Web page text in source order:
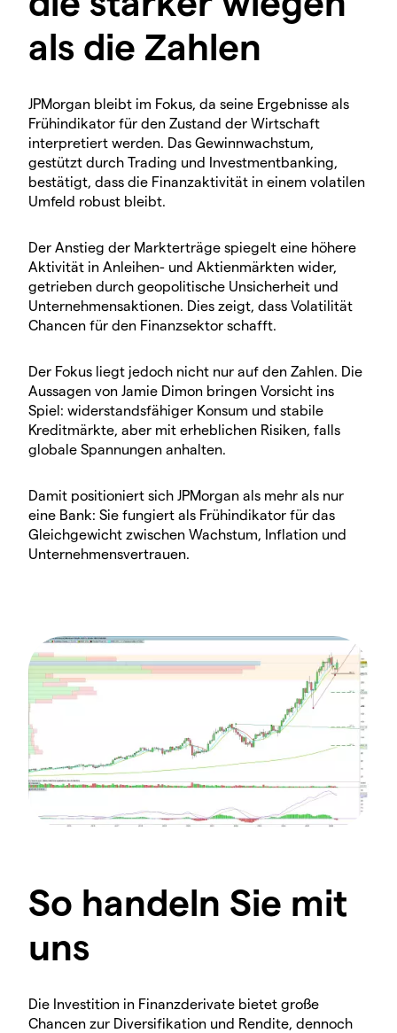
als die Zahlen
JPMorgan bleibt im Fokus, da seine Ergebnisse als
Frühindikator für den Zustand der Wirtschaft
interpretiert werden. Das Gewinnwachstum,
gestützt durch Trading und Investmentbanking,
bestätigt, dass die Finanzaktivität in einem volatilen
Umfeld robust bleibt.
Der Anstieg der Markterträge spiegelt eine höhere
Aktivität in Anleihen- und Aktienmärkten wider,
getrieben durch geopolitische Unsicherheit und
Unternehmensaktionen. Dies zeigt, dass Volatilität
Chancen für den Finanzsektor schafft.
Der Fokus liegt jedoch nicht nur auf den Zahlen. Die
Aussagen von Jamie Dimon bringen Vorsicht ins
Spiel: widerstandsfähiger Konsum und stabile
Kreditmärkte, aber mit erheblichen Risiken, falls
globale Spannungen anhalten.
Damit positioniert sich JPMorgan als mehr als nur
eine Bank: Sie fungiert als Frühindikator für das
Gleichgewicht zwischen Wachstum, Inflation und
Unternehmensvertrauen.
So handeln Sie mit
uns
Die Investition in Finanzderivate bietet große
Chancen zur Diversifikation und Rendite, dennoch